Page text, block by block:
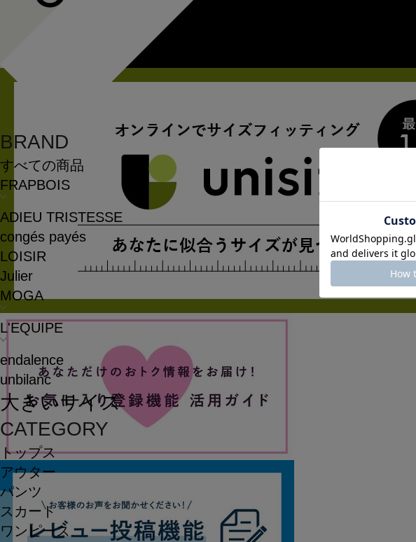
BRAND
すべての商品
FRAPBOIS
ADIEU TRISTESSE
congés payés
LOISIR
Julier
MOGA
L'EQUIPE
endalence
unbilanc
大きいサイズ
CATEGORY
トップス
アウター
パンツ
スカート
ワンピース